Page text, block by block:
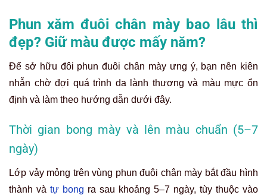
Phun xăm đuôi chân mày bao lâu thì
đẹp? Giữ màu được mấy năm?
Để sở hữu đôi phun đuôi chân mày ưng ý, bạn nên kiên
nhẫn chờ đợi quá trình da lành thương và màu mực ổn
định và làm theo hướng dẫn dưới đây.
Thời gian bong mày và lên màu chuẩn (5–7
ngày)
Lớp vảy mỏng trên vùng phun đuôi chân mày bắt đầu hình
thành và tự bong ra sau khoảng 5–7 ngày, tùy thuộc vào